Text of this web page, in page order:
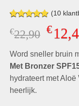
Gewaardeerd
4.89op 5
gebaseerd
waarderingen
(10
€22,90
was:
€
Word sneller bruin
Met Bronzer
hydrateert met
heerlijk.